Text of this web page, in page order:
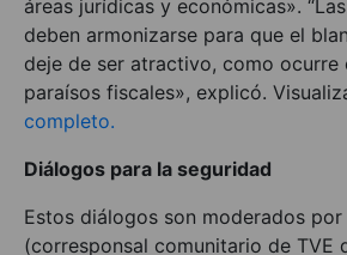
áreas jurídicas y económicas».
deben armonizarse para que el
deje de ser atractivo, como ocurre
paraísos fiscales», explicó.
completo.
Diálogos para la seguridad
Estos diálogos son moderados
(corresponsal comunitario de TVE